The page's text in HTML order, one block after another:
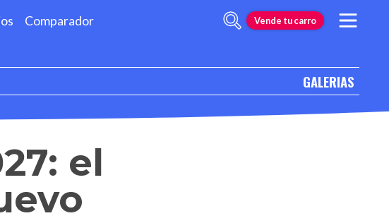
Comparador Vende tu carro
GALERIAS
el